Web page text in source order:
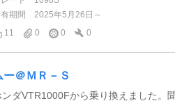
期間
2025年5月26日～
11
0 0 0
ー＠ＭＲ－Ｓ
ンダVTR1000Fから乗り換えました。